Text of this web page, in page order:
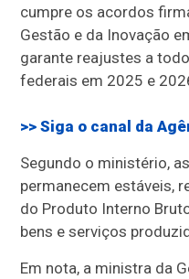
cumpre os acordos
Gestão e da Inovação
garante reajustes a
federais em 2025 e
>> Siga o canal da
Segundo o ministério,
permanecem estáveis,
do Produto Interno
bens e serviços
Em nota, a ministra da